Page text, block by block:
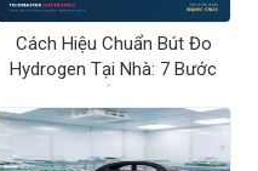
Cách Hiệu Chuẩn Bút Đo
Hydrogen Tại Nhà: 7 Bước